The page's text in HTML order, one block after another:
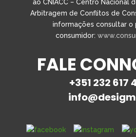
ao CNIACC – Centro Nacional
Arbitragem de Conflitos de
informações consultar o
consumidor:
FALE
+351 232 617